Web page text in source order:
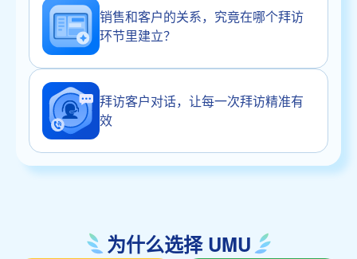
销售和客户的关系，究竟在哪个拜访
环节里建立？
拜访客户对话，让每一次拜访精准有
效
为什么选择 UMU